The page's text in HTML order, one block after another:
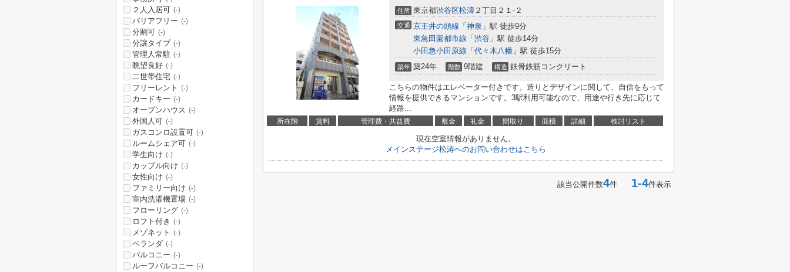
住所 東京都渋谷区松濤 ２丁目２１-２
交通 京王井の頭線 「 神泉 」駅 徒歩9分
東急田園都市線 「 渋谷 」駅 徒歩14分
小田急小田原線 「 代々木八幡 」駅 徒歩15分
築年 築24年 階数 9階建 構造 鉄骨鉄筋コンクリート
こちらの物件はエレベーター付きです。造りとデザインに関して、自信をもって
情報を提供できるマンションです。3駅利用可能なので、用途や行き先に応じて
経路...
所在階 賃料 管理費・共益費 敷金 礼金 間取り 面積 詳細 検討リスト
現在空室情報がありません。
メインステージ松涛へのお問い合わせはこちら
該当公開件数4件 1-4件表示
２人入居可 (-)
バリアフリー (-)
分割可 (-)
分譲タイプ (-)
管理人常駐 (-)
眺望良好 (-)
二世帯住宅 (-)
フリーレント (-)
カードキー (-)
オープンハウス (-)
外国人可 (-)
ガスコンロ設置可 (-)
ルームシェア可 (-)
学生向け (-)
カップル向け (-)
女性向け (-)
ファミリー向け (-)
室内洗濯機置場 (-)
フローリング (-)
ロフト付き (-)
メゾネット (-)
ベランダ (-)
バルコニー (-)
ルーフバルコニー (-)